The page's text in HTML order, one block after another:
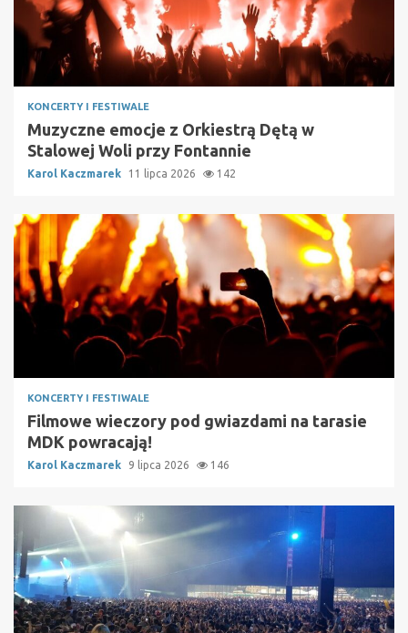
KONCERTY I FESTIWALE
Muzyczne emocje z Orkiestrą Dętą w
Stalowej Woli przy Fontannie
Karol Kaczmarek 11 lipca 2026 142
KONCERTY I FESTIWALE
Filmowe wieczory pod gwiazdami na tarasie
MDK powracają!
Karol Kaczmarek 9 lipca 2026 146